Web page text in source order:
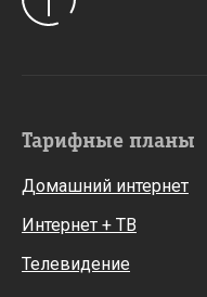
Тарифные планы
Домашний интернет
Интернет + ТВ
Телевидение